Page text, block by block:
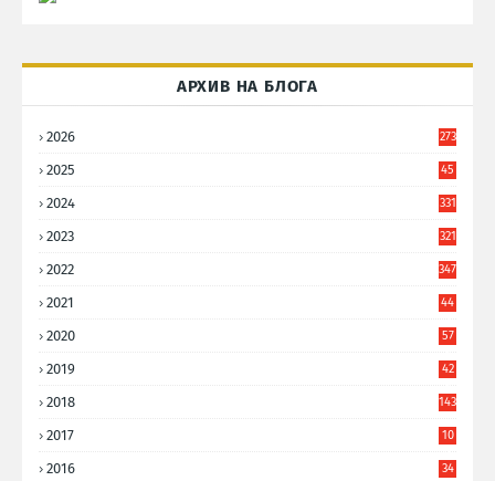
АРХИВ НА БЛОГА
2026 273
2025
45
2024 331
2023 321
2022 347
2021
44
2020
57
2019
42
2018 143
2017
10
2016
34